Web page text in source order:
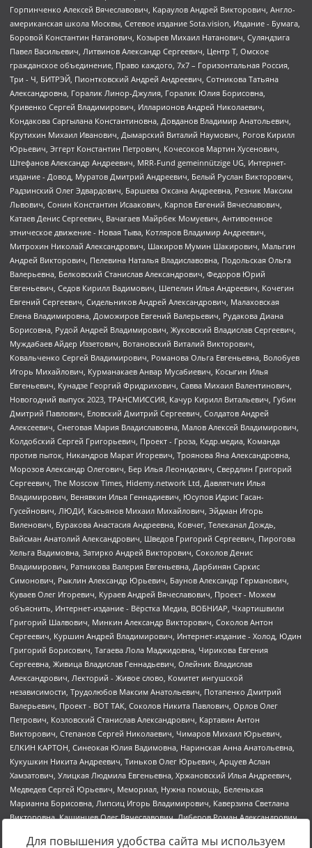
Для повышения удобства сайта мы используем